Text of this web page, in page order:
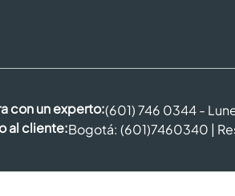
con un experto:(601) 746 0344 -
al cliente:Bogotá: (601)7460340 |